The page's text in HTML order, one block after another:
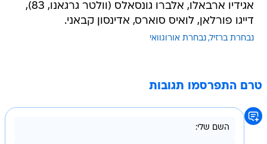
אגידיו ארבאלו, אלברו גונסאלס (וולטר גרגאנו, 83),
דייגו פורלאן, לואיס סוארס, אדינסון קבאני.
נבחרת ברזיל נבחרת אורוגוואי
טרם התפרסמו תגובות